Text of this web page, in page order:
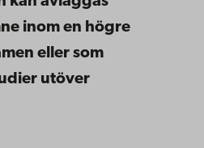
inom en högre
eller som
utöver